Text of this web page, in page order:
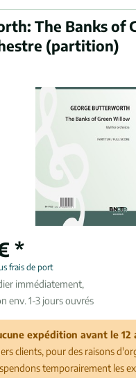
The Banks of
(partition)
*
frais de port
immédiatement,
env. 1-3 jours ouvrés
expédition avant le 12
clients, pour des raisons
temporairement les